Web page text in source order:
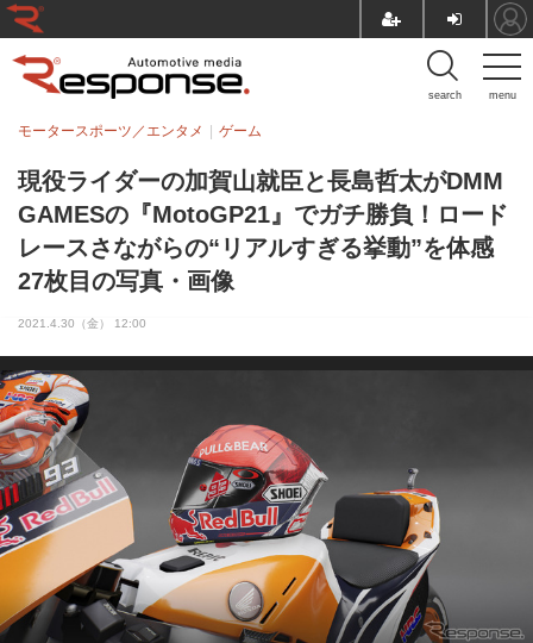
menu
search
現役ライダーの加賀山就臣と長島哲太がDMM
GAMESの『MotoGP21』でガチ勝負！ロード
レースさながらの“リアルすぎる挙動”を体感
27枚目の写真・画像
モータースポーツ／エンタメ ゲーム
2021.4.30（金） 12:00